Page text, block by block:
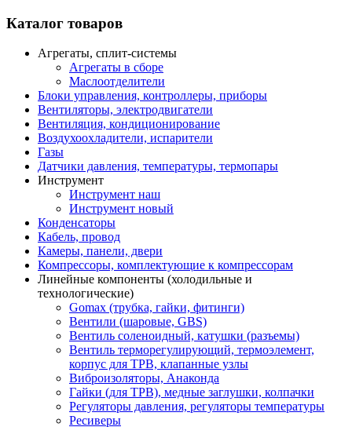
Каталог товаров
Агрегаты, сплит-системы
Агрегаты в сборе
Маслоотделители
Блоки управления, контроллеры, приборы
Вентиляторы, электродвигатели
Вентиляция, кондиционирование
Воздухоохладители, испарители
Газы
Датчики давления, температуры, термопары
Инструмент
Инструмент наш
Инструмент новый
Конденсаторы
Кабель, провод
Камеры, панели, двери
Компрессоры, комплектующие к компрессорам
Линейные компоненты (холодильные и
технологические)
Gomax (трубка, гайки, фитинги)
Вентили (шаровые, GBS)
Вентиль соленоидный, катушки (разъемы)
Вентиль терморегулирующий, термоэлемент,
корпус для ТРВ, клапанные узлы
Виброизоляторы, Анаконда
Гайки (для ТРВ), медные заглушки, колпачки
Регуляторы давления, регуляторы температуры
Ресиверы